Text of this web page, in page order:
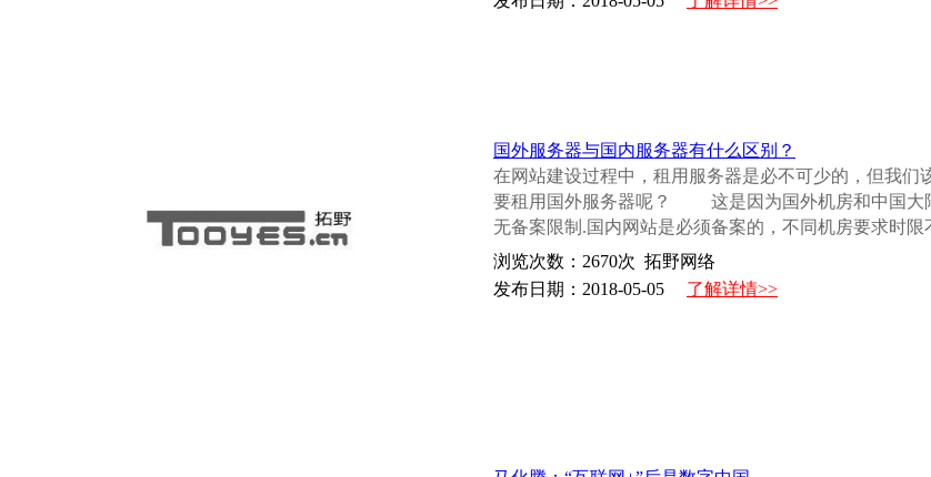
国外服务器与国内服务器有什么区别？
在网站建设过程中，租用服务器是必不可少的，但我
要租用国外服务器呢？ 这是因为国外机房和中国
无备案限制.国内网站是必须备案的，不同机房要求时
浏览次数： 2670次 拓野网络
发布日期：2018-05-05 了解详情>>